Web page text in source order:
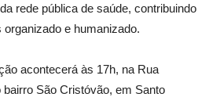
rede pública de saúde, contribuindo
e humanizado.
acontecerá às 17h, na Rua
bairro São Cristóvão, em Santo